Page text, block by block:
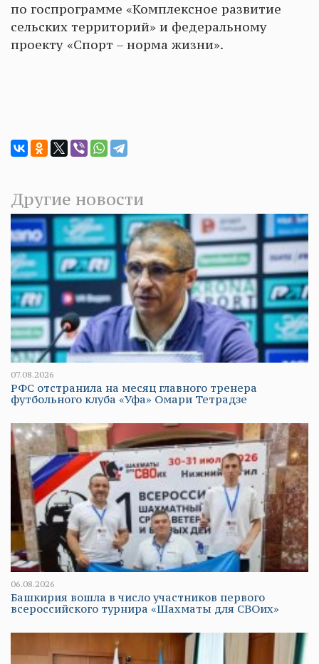
по госпрограмме «Комплексное развитие
сельских территорий» и федеральному
проекту «Спорт – норма жизни».
Другие новости
07.08.2026
РФС отстранила на месяц главного тренера
футбольного клуба «Уфа» Омари Тетрадзе
06.08.2026
Башкирия вошла в число участников первого
всероссийского турнира «Шахматы для СВОих»